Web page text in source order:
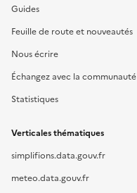
Guides
Feuille de route et nouveautés
Nous écrire
Échangez avec la communauté
Statistiques
Verticales thématiques
simplifions.data.gouv.fr
meteo.data.gouv.fr